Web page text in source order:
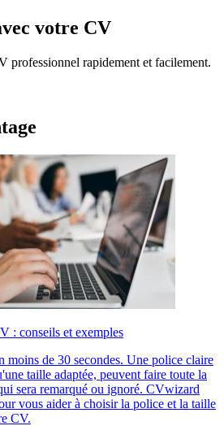
votre CV
professionnel rapidement et facilement.
: conseils et exemples
moins de 30 secondes. Une police claire
taille adaptée, peuvent faire toute la
sera remarqué ou ignoré. CVwizard
vous aider à choisir la police et la taille
CV.